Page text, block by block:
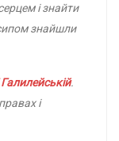
і знайти
знайшли
.
і